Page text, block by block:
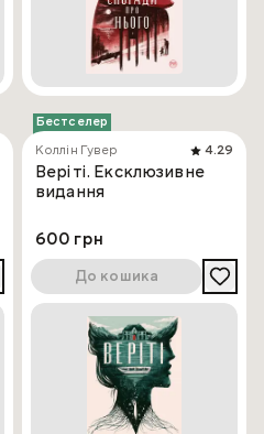
Бестселер
Коллін Гувер
4.29
Веріті. Ексклюзивне
видання
600 грн
До кошика